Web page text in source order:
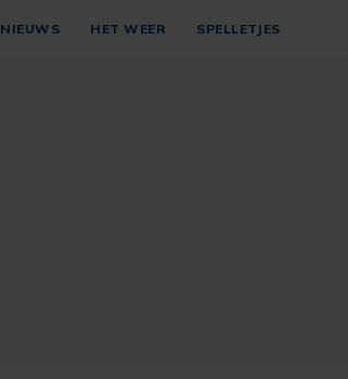
NIEUWS HET WEER SPELLETJES